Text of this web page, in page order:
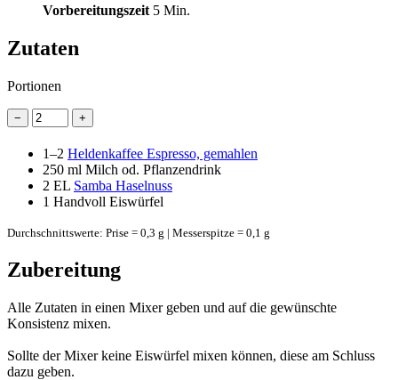
Vorbereitungszeit 5 Min.
Zutaten
Portionen
− +
1–2 Heldenkaffee Espresso, gemahlen
250 ml Milch od. Pflanzendrink
2 EL Samba Haselnuss
1 Handvoll Eiswürfel
Durchschnittswerte: Prise = 0,3 g | Messerspitze = 0,1 g
Zubereitung
Alle Zutaten in einen Mixer geben und auf die gewünschte
Konsistenz mixen.
Sollte der Mixer keine Eiswürfel mixen können, diese am Schluss
dazu geben.